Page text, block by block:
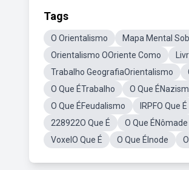
Tags
O Orientalismo Mapa Mental
Orientalismo OOriente Como
Trabalho GeografiaOrientalismo
O Que ÉTrabalho
O Que
O Que ÉFeudalismo
IRPFO Que É
228922O Que É
O Que ÉNômade
VoxelO Que É
O Que ÉInode